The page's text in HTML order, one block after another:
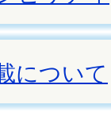
について